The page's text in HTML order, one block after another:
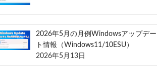
2026年5月の月例Windowsアップデー
ト情報（Windows11/10ESU）
2026年5月13日